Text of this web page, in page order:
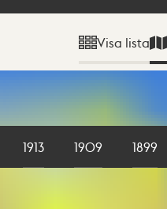
Visa lista
1913 1909 1899